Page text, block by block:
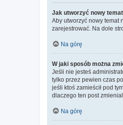
Jak utworzyć nowy
Aby utworzyć nowy temat
zarejestrować. Na dole
Na górę
W jaki sposób można
Jeśli nie jesteś
tylko przez pewien czas
jeśli ktoś zamieścił pod
dlaczego ten post
Na górę